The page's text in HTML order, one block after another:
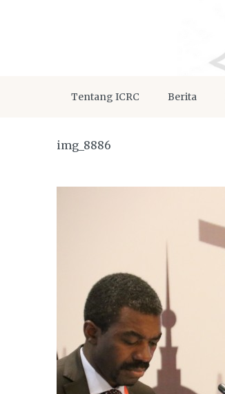
Tentang ICRC Berita
img_8886